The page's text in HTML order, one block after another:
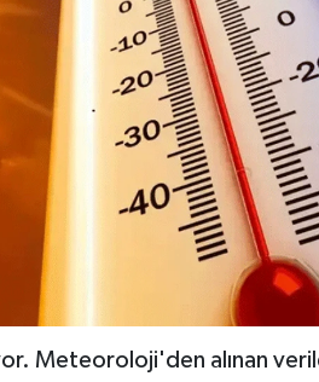
Meteoroloji'den alınan